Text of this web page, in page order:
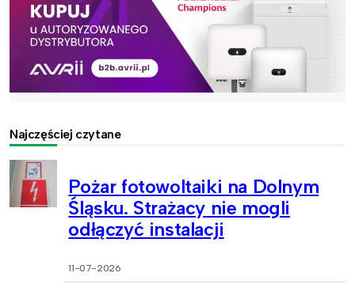
Najczęściej czytane
Pożar fotowoltaiki na Dolnym
Śląsku. Strażacy nie mogli
odłączyć instalacji
11-07-2026